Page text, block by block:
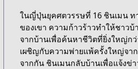
f713-407f-960c-
ในญี่ปุ่นยุคศตวรรษที่ 16 ชินเมน
ของเขา ความก้าวร้าวทำให้ชาว
จากบ้านเพื่อค้นหาชีวิตที่ยิ่งใหญ่กว่
เผชิญกับความพ่ายแพ้ครั้งใหญ่จา
จากกัน ชินเมนกลับบ้านเพื่อแจ้งข่